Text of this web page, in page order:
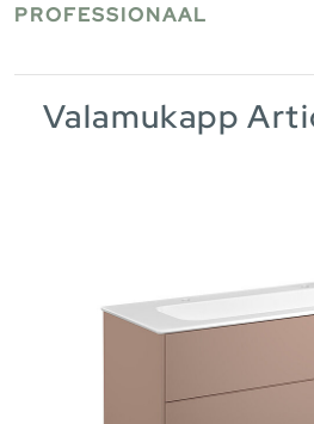
PROFESSIONAAL
Valamukapp